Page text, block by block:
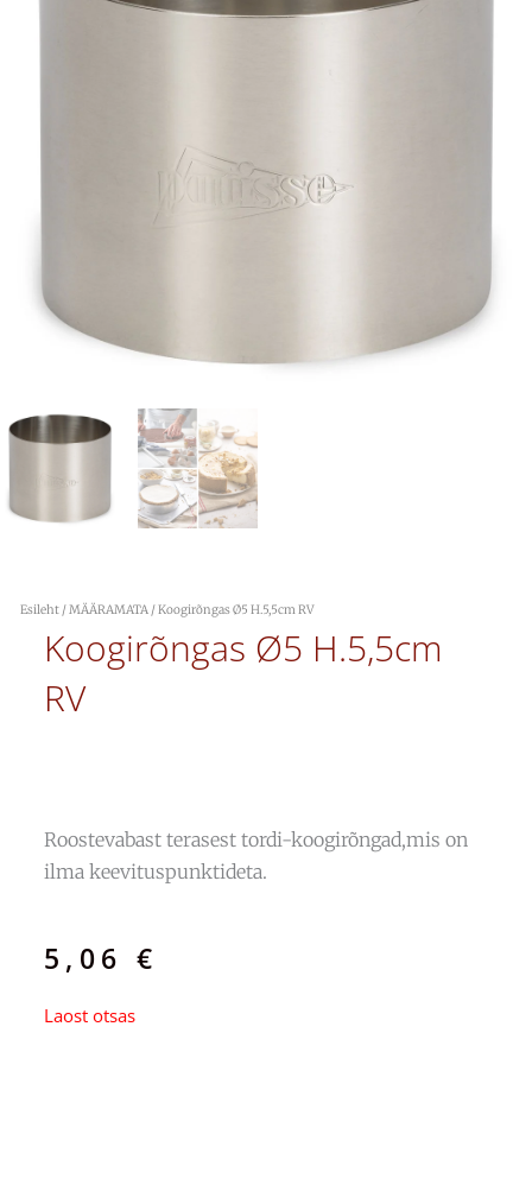
Esileht /MÄÄRAMATA / Koogirõngas Ø5 H.5,5cm RV
Koogirõngas Ø5 H.5,5cm
RV
Roostevabast terasest tordi-koogirõngad,mis on
ilma keevituspunktideta.
5,06 €
Laost otsas